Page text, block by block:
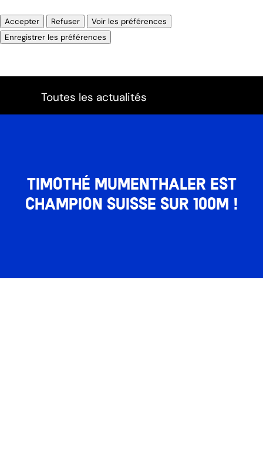
Accepter Refuser
Voir les préférences
Enregistrer les préférences
Toutes les actualités
Timothé Mumenthaler est
champion Suisse sur 100m !